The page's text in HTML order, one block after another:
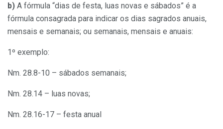
b) A fórmula “dias de festa, luas novas e sábados” é a
fórmula consagrada para indicar os dias sagrados anuais,
mensais e semanais; ou semanais, mensais e anuais:
1º exemplo:
Nm. 28.8-10 – sábados semanais;
Nm. 28.14 – luas novas;
Nm. 28.16-17 – festa anual